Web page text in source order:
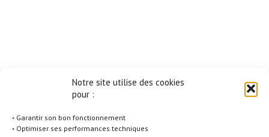
Notre site utilise des cookies
pour :
◦ Garantir son bon fonctionnement
◦ Optimiser ses performances techniques